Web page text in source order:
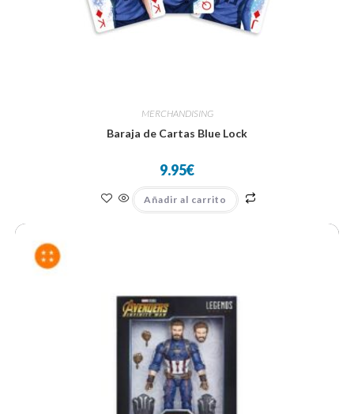
MERCHANDISING
Baraja de Cartas Blue Lock
9.95€
Añadir al carrito